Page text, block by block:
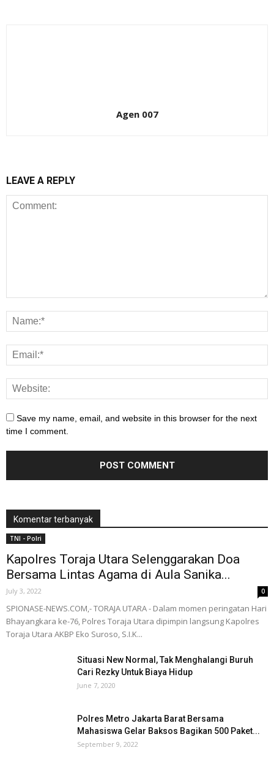
Agen 007
LEAVE A REPLY
Save my name, email, and website in this browser for the next
time I comment.
Komentar terbanyak
TNI - Polri
Kapolres Toraja Utara Selenggarakan Doa
Bersama Lintas Agama di Aula Sanika...
July 3, 2022 0
SPIONASE-NEWS.COM,- TORAJA UTARA - Dalam momen peringatan Hari
Bhayangkara ke-76, Polres Toraja Utara dipimpin langsung Kapolres
Toraja Utara AKBP Eko Suroso, S.I.K...
Situasi New Normal, Tak Menghalangi Buruh
Cari Rezky Untuk Biaya Hidup
June 7, 2020
Polres Metro Jakarta Barat Bersama
Mahasiswa Gelar Baksos Bagikan 500 Paket...
September 9, 2022